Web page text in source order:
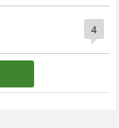
4